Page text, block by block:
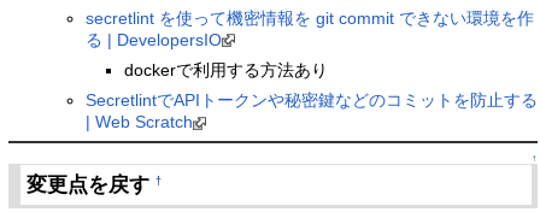
secretlint を使って機密情報を git commit できない環境を作
る | DevelopersIO
dockerで利用する方法あり
SecretlintでAPIトークンや秘密鍵などのコミットを防止する
| Web Scratch
↑
変更点を戻す†